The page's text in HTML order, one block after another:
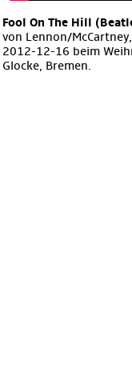
Fool On The Hill
von Lennon/
2012-12-16 beim
Glocke, Bremen.